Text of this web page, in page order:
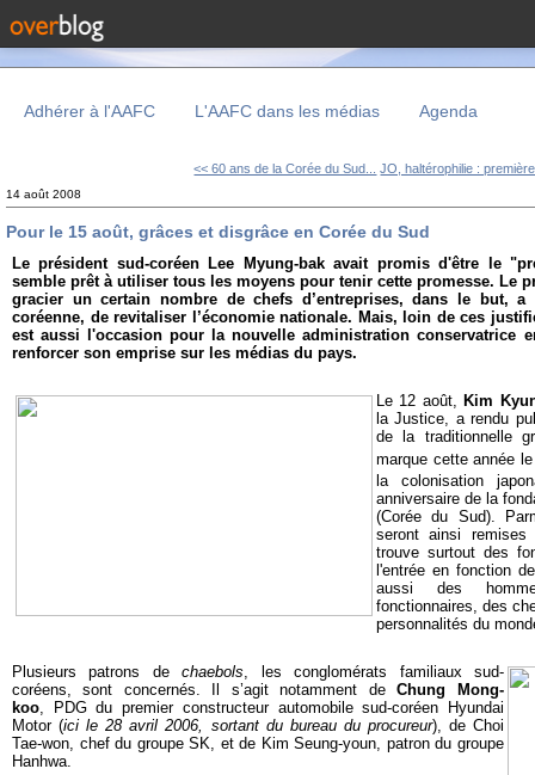
Adhérer à l'AAFC L'AAFC dans les médias Agenda
<< 60 ans de la Corée du Sud... JO, haltérophilie :
14 août 2008
Pour le 15 août, grâces et disgrâce en Corée du Sud
Le président sud-coréen Lee Myung-bak avait promis d'être le
semble prêt à utiliser tous les moyens pour tenir cette promesse. Le
gracier un certain nombre de chefs d’entreprises, dans le but, a
coréenne, de revitaliser l’économie nationale. Mais, loin de ces
est aussi l'occasion pour la nouvelle administration conservatrice
renforcer son emprise sur les médias du pays.
Le 12 août, Kim
la Justice, a rendu
de la traditionnelle
marque cette année
la colonisation
anniversaire de la
(Corée du Sud).
seront ainsi
trouve surtout des
l'entrée en fonction
aussi des
h
fonctionnaires, des
personnalités du
Plusieurs patrons dechaebols, les conglomérats familiaux sud-
coréens, sont concernés. Il s’agit notamment deChung Mong-
koo, PDG du premier constructeur automobile sud-coréen Hyundai
Motor (ici le 28 avril 2006, sortant du bureau du procureur), de Choi
Tae-won, chef du groupe SK, et de Kim Seung-youn, patron du groupe
Hanhwa.